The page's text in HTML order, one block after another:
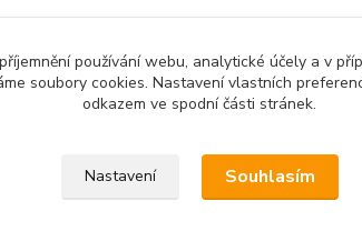
používání webu, analytické účely a v
soubory cookies. Nastavení vlastních
odkazem ve spodní části stránek.
Nastavení Souhlasím